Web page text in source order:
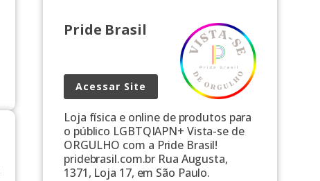
Pride Brasil
Acessar Site
Loja física e online de produtos para
o público LGBTQIAPN+ Vista-se de
ORGULHO com a Pride Brasil!
pridebrasil.com.br Rua Augusta,
1371, Loja 17, em São Paulo.